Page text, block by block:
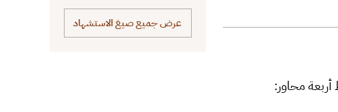
عرض جميع صيغ الاستشهاد